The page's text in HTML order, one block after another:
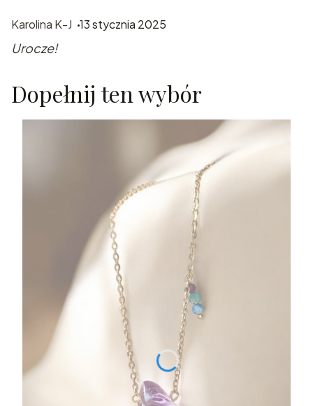
Karolina K-J 13 stycznia 2025
Urocze!
Dopełnij ten wybór